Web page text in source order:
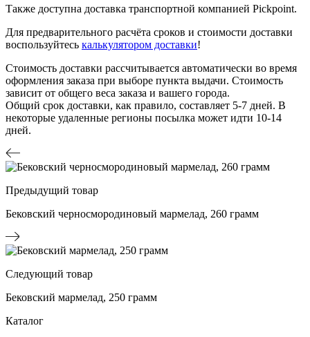
Также доступна доставка транспортной компанией Pickpoint.
Для предварительного расчёта сроков и стоимости доставки
воспользуйтесь калькулятором доставки!
Стоимость доставки рассчитывается автоматически во время
оформления заказа при выборе пункта выдачи. Стоимость
зависит от общего веса заказа и вашего города.
Общий срок доставки, как правило, составляет 5-7 дней. В
некоторые удаленные регионы посылка может идти 10-14
дней.
Предыдущий товар
Бековский черносмородиновый мармелад, 260 грамм
Следующий товар
Бековский мармелад, 250 грамм
Каталог